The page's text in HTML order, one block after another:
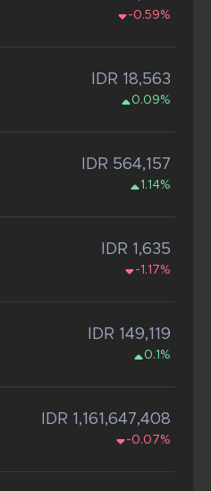
-0.59%
IDR 18,563
0.09%
IDR 564,157
1.14%
IDR 1,635
-1.17%
IDR 149,119
0.1%
IDR 1,161,647,408
-0.07%